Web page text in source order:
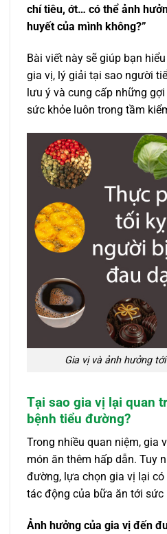
chí tiêu, ớt… có thể ảnh
huyết của mình không?”
Bài viết này sẽ giúp bạn
gia vị, lý giải tại sao người
lưu ý và cung cấp những
sức khỏe luôn trong tầm
Gia vị và ảnh hưởng
Tại sao gia vị lại quan
bệnh tiểu đường?
Trong nhiều quan niệm, gia
món ăn thêm hấp dẫn. Tuy
đường, lựa chọn gia vị lại
tác động của bữa ăn tới sức
Ảnh hưởng của gia vị đến